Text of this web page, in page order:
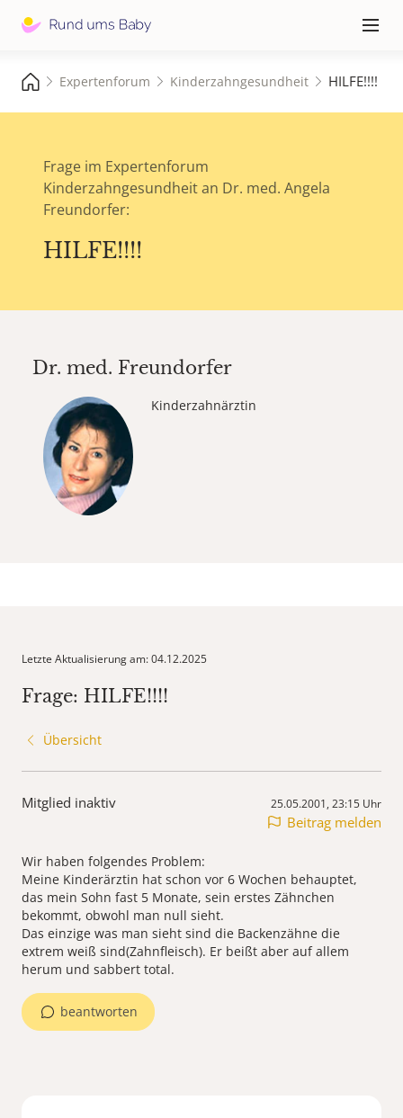
≡
Expertenforum Kinderzahngesundheit HILFE!!!!
Frage im Expertenforum
Kinderzahngesundheit an Dr. med. Angela
Freundorfer:
HILFE!!!!
Dr. med. Freundorfer
Kinderzahnärztin
Letzte Aktualisierung am: 04.12.2025
Frage: HILFE!!!!
Übersicht
Mitglied inaktiv 25.05.2001, 23:15 Uhr
Beitrag melden
Wir haben folgendes Problem:
Meine Kinderärztin hat schon vor 6 Wochen behauptet,
das mein Sohn fast 5 Monate, sein erstes Zähnchen
bekommt, obwohl man null sieht.
Das einzige was man sieht sind die Backenzähne die
extrem weiß sind(Zahnfleisch). Er beißt aber auf allem
herum und sabbert total.
beantworten